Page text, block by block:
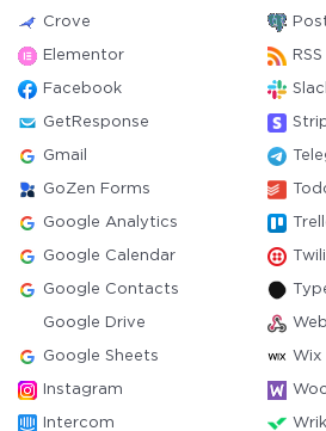
Crove
Elementor RSS
Facebook
GetResponse
Gmail
GoZen Forms
Google Analytics
Google Calendar
Google Contacts
Google Drive
Google Sheets Wix
Instagram
Intercom